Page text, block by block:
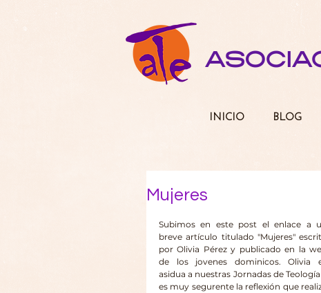
Mujeres
Subimos en este post el enlace a
breve artículo titulado "Mujeres"
por Olivia Pérez y publicado en la
de los jovenes dominicos. Olivia
asidua a nuestras Jornadas de
es muy segurente la reflexión que
INICIO BLOG